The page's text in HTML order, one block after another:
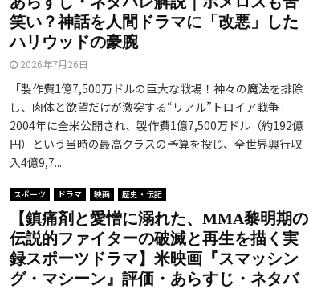
笑い？神話を人間ドラマに「改悪」した
ハリウッドの豪腕
2026年7月26日
「製作費1億7,500万ドルの巨大な戦場！神々の魔法を排除
し、肉体と欲望だけが激突する“リアル”トロイア戦争」
2004年に全米公開され、製作費1億7,500万ドル（約192億
円）という当時の最高クラスの予算を投じ、全世界興行収
入4億9,7...
スポーツ ドラマ 映画 歴史・伝記
【鎮痛剤と愛憎に溺れた、MMA黎明期の
伝説的ファイターの破滅と再生を描く実
録スポーツドラマ】米映画『スマッシン
グ・マシーン』評価・あらすじ・ネタバ